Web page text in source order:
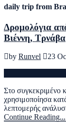
daily trip from
Δρομολόγια
Βιέννη, Τρνάβα
by Runvel 23
Στο συγκεκριμένο
χρησιμοποίησα
λεπτομερής
Continue Reading...